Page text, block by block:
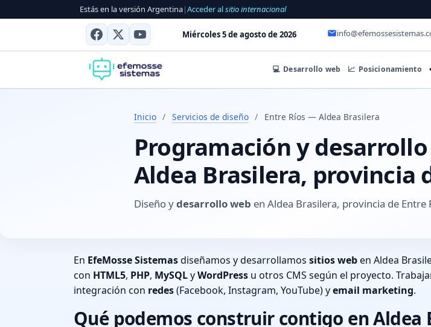
Estás en la versión Argentina|Acceder alsitio internacional
Miércoles 5 de agosto de 2026
💻 Desarrollo web 📈 Posicionamiento
Inicio / Servicios de diseño / Entre Ríos — Aldea Brasilera
Programación y
Aldea Brasilera, provincia
Diseño ydesarrollo web en Aldea Brasilera, provincia de Entre
En EfeMosse Sistemasdiseñamos y desarrollamos sitios weben Aldea
con HTML5, PHP, MySQLyWordPress u otros CMS según el proyecto.
integración con redes(Facebook, Instagram, YouTube) yemail marketing.
Qué podemos construir contigo en Aldea